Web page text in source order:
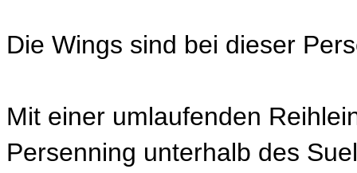
Die Wings sind bei dieser
Mit einer umlaufenden
Persenning unterhalb des